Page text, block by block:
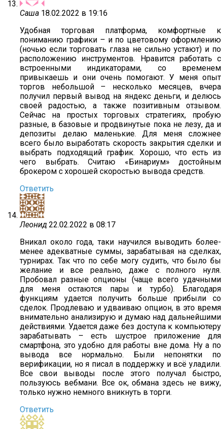
Саша 18.02.2022 в 19:16
Удобная торговая платформа, комфортные к
пониманию графики – и по цветовому оформлению
(ночью если торговать глаза не сильно устают) и по
расположению инструментов. Нравится работать с
встроенными индикаторами, со временем
привыкаешь и они очень помогают. У меня опыт
торгов небольшой – несколько месяцев, вчера
получил первый вывод на яндекс деньги, и делюсь
своей радостью, а также позитивным отзывом.
Сейчас на простых торговых стратегиях, пробую
разные, в базовые и продвинутые пока не лезу, да и
депозиты делаю маленькие. Для меня сложнее
всего было выработать скорость закрытия сделки и
выбрать подходящий график. Хорошо, что есть из
чего выбрать. Считаю «Бинариум» достойным
брокером с хорошей скоростью вывода средств.
Ответить
Леонид 22.02.2022 в 08:17
Вникал около года, таки научился выводить более-
менее адекватные суммы, зарабатывая на сделках,
турнирах. Так что по себе могу судить, что было бы
желание и все реально, даже с полного нуля.
Пробовал разные опционы (чаще всего удачными
для меня остаются пары и турбо). Благодаря
функциям удается получить больше прибыли со
сделок. Продлеваю и удваиваю опцион, в это время
внимательно анализирую и думаю над дальнейшими
действиями. Удается даже без доступа к компьютеру
зарабатывать – есть шустрое приложение для
смартфона, это удобно для работы вне дома. Ну а по
вывода все нормально. Были непонятки по
верификации, но я писал в поддержку и всё уладили.
Все свои выводы после этого получал быстро,
пользуюсь вебмани. Все ок, обмана здесь не вижу,
только нужно немного вникнуть в торги.
Ответить